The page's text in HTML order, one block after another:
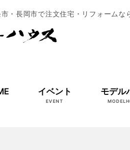
・長岡市で注文住宅・リフォームな
イベント
EVENT
モデル